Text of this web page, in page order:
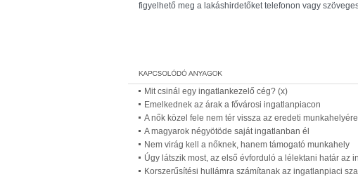
figyelhető meg a lakáshirdetőket telefonon vagy
Mit csinál egy ingatlankezelő cég? (x)
Emelkednek az árak a fővárosi ingatlanpiacon
A nők közel fele nem tér vissza az eredeti
A magyarok négyötöde saját ingatlanban él
Nem virág kell a nőknek, hanem támogató munkahely
Úgy látszik most, az első évforduló a lélektani határ az
Korszerűsítési hullámra számítanak az ingatlanpiaci